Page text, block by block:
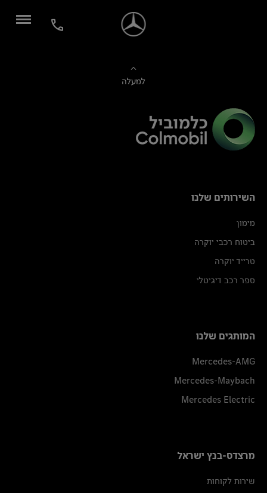
למעלה
השירותים שלנו
מימון
ביטוח רכבי יוקרה
טרייד יוקרה
ספר רכב דיגיטלי
המותגים שלנו
Mercedes-AMG
Mercedes-Maybach
Mercedes Electric
מרצדס-בנץ ישראל
שירות לקוחות